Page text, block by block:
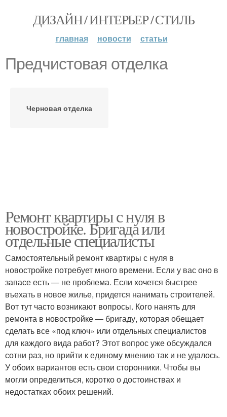
ДИЗАЙН / ИНТЕРЬЕР / СТИЛЬ
главная новости статьи
Предчистовая отделка
Черновая отделка
Ремонт квартиры с нуля в
новостройке. Бригада или
отдельные специалисты
Самостоятельный ремонт квартиры с нуля в
новостройке потребует много времени. Если у вас оно в
запасе есть — не проблема. Если хочется быстрее
въехать в новое жилье, придется нанимать строителей.
Вот тут часто возникают вопросы. Кого нанять для
ремонта в новостройке — бригаду, которая обещает
сделать все «под ключ» или отдельных специалистов
для каждого вида работ? Этот вопрос уже обсуждался
сотни раз, но прийти к единому мнению так и не удалось.
У обоих вариантов есть свои сторонники. Чтобы вы
могли определиться, коротко о достоинствах и
недостатках обоих решений.